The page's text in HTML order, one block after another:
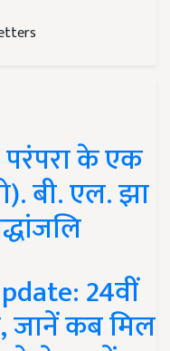
परंपरा के एक
बी. एल. झा
24वीं
जानें कब मिल